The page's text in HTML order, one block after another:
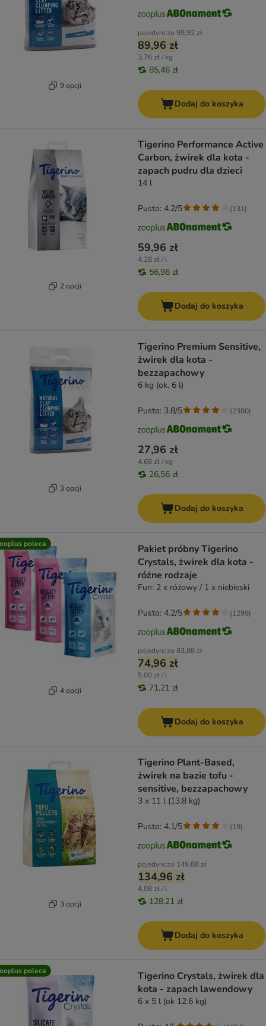
9 opcji
pojedynczo 99,92 zł
89,96 zł
3,76 zł / kg
85,46 zł
Dodaj do koszyka
2 opcji
Tigerino Performance Active
Carbon, żwirek dla kota -
zapach pudru dla dzieci
14 l
59,96 zł
4,28 zł / l
56,96 zł
Pusto: 4.2/5 (131)
Dodaj do koszyka
3 opcji
Tigerino Premium Sensitive,
żwirek dla kota -
bezzapachowy
6 kg (ok. 6 l)
27,96 zł
4,68 zł / kg
26,56 zł
Pusto: 3.8/5 (2380)
Dodaj do koszyka
poleca
4 opcji
Pakiet próbny Tigerino
Crystals, żwirek dla kota -
różne rodzaje
Fun: 2 x różowy / 1 x niebieski
pojedynczo 83,88 zł
74,96 zł
5,00 zł / l
71,21 zł
Pusto: 4.2/5 (1299)
Dodaj do koszyka
3 opcji
Tigerino Plant-Based,
żwirek na bazie tofu -
sensitive, bezzapachowy
3 x 11 l (13,8 kg)
pojedynczo 149,88 zł
134,96 zł
4,08 zł / l
128,21 zł
Pusto: 4.1/5 (19)
Dodaj do koszyka
poleca
Tigerino Crystals, żwirek dla
kota - zapach lawendowy
6 x 5 l (ok 12.6 kg)